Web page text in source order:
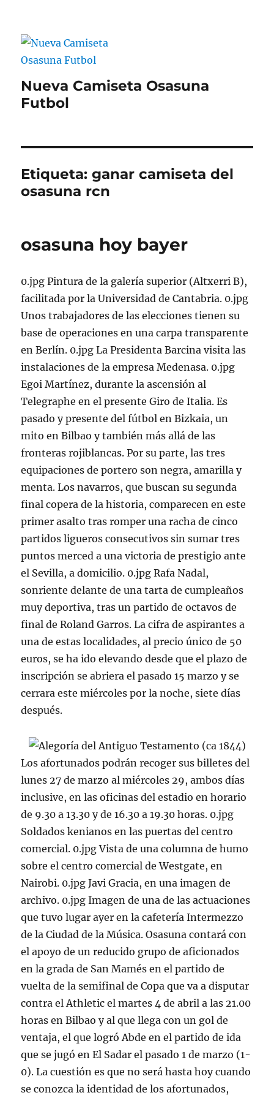
Nueva Camiseta Osasuna
Futbol
Etiqueta:ganar camiseta del
osasuna rcn
osasuna hoy bayer
0.jpg Pintura de la galería superior (Altxerri B),
facilitada por la Universidad de Cantabria. 0.jpg
Unos trabajadores de las elecciones tienen su
base de operaciones en una carpa transparente
en Berlín. 0.jpg La Presidenta Barcina visita las
instalaciones de la empresa Medenasa. 0.jpg
Egoi Martínez, durante la ascensión al
Telegraphe en el presente Giro de Italia. Es
pasado y presente del fútbol en Bizkaia, un
mito en Bilbao y también más allá de las
fronteras rojiblancas. Por su parte, las tres
equipaciones de portero son negra, amarilla y
menta. Los navarros, que buscan su segunda
final copera de la historia, comparecen en este
primer asalto tras romper una racha de cinco
partidos ligueros consecutivos sin sumar tres
puntos merced a una victoria de prestigio ante
el Sevilla, a domicilio. 0.jpg Rafa Nadal,
sonriente delante de una tarta de cumpleaños
muy deportiva, tras un partido de octavos de
final de Roland Garros. La cifra de aspirantes a
una de estas localidades, al precio único de 50
euros, se ha ido elevando desde que el plazo de
inscripción se abriera el pasado 15 marzo y se
cerrara este miércoles por la noche, siete días
después.
Los afortunados podrán recoger sus billetes del
lunes 27 de marzo al miércoles 29, ambos días
inclusive, en las oficinas del estadio en horario
de 9.30 a 13.30 y de 16.30 a 19.30 horas. 0.jpg
Soldados kenianos en las puertas del centro
comercial. 0.jpg Vista de una columna de humo
sobre el centro comercial de Westgate, en
Nairobi. 0.jpg Javi Gracia, en una imagen de
archivo. 0.jpg Imagen de una de las actuaciones
que tuvo lugar ayer en la cafetería Intermezzo
de la Ciudad de la Música. Osasuna contará con
el apoyo de un reducido grupo de aficionados
en la grada de San Mamés en el partido de
vuelta de la semifinal de Copa que va a disputar
contra el Athletic el martes 4 de abril a las 21.00
horas en Bilbao y al que llega con un gol de
ventaja, el que logró Abde en el partido de ida
que se jugó en El Sadar el pasado 1 de marzo (1-
0). La cuestión es que no será hasta hoy cuando
se conozca la identidad de los afortunados,